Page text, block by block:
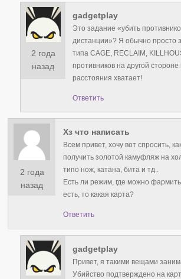
2 года
назад
gadgetplay
Это задание «убить
дистанции»? Я обычно просто
типа CAGE, RECLAIM,
противников на другой стороне
расстояния хватает!
Ответить
2 года
назад
Хз что написать
Всем привет, хочу вот спросить,
получить золотой камуфляж на
типо нож, катана, бита и тд..
Есть ли режим, где можно
есть, то какая карта?
Ответить
gadgetplay
Привет, я такими вещами
Убийство подтверждено на